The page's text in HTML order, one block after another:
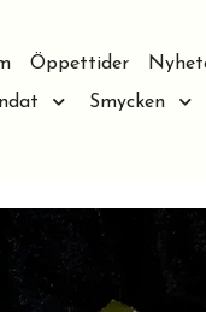
Öppettider
Smycken